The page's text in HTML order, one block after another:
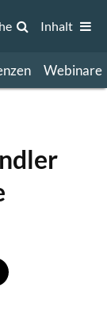
Webinare
Inhalt